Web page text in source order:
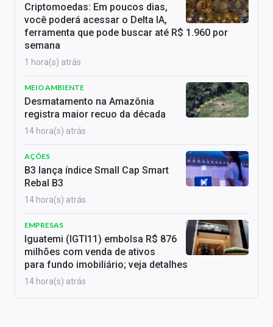
Criptomoedas: Em poucos dias,
você poderá acessar o Delta IA,
ferramenta que pode buscar até R$ 1.960 por
semana
1 hora(s) atrás
MEIO AMBIENTE
Desmatamento na Amazônia
registra maior recuo da década
14 hora(s) atrás
AÇÕES
B3 lança índice Small Cap Smart
Rebal B3
14 hora(s) atrás
EMPRESAS
Iguatemi (IGTI11) embolsa R$ 876
milhões com venda de ativos
para fundo imobiliário; veja detalhes
14 hora(s) atrás